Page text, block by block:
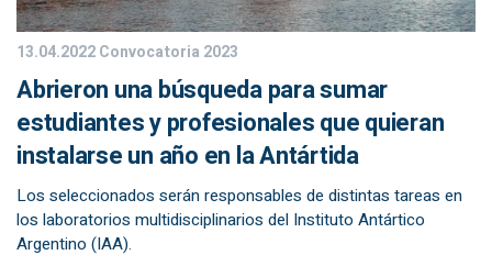
13.04.2022Convocatoria 2023
Abrieron una búsqueda para sumar
estudiantes y profesionales que quieran
instalarse un año en la Antártida
Los seleccionados serán responsables de distintas tareas en
los laboratorios multidisciplinarios del Instituto Antártico
Argentino (IAA).